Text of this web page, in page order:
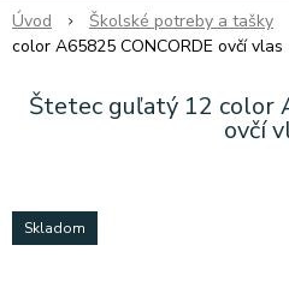
Úvod Školské potreby a tašky
color A65825 CONCORDE ovčí vlas
Štetec guľatý 12 color
ovčí
Skladom